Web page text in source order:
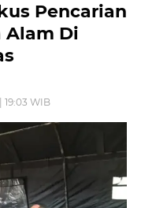
Pencarian
Alam Di
19:03 WIB